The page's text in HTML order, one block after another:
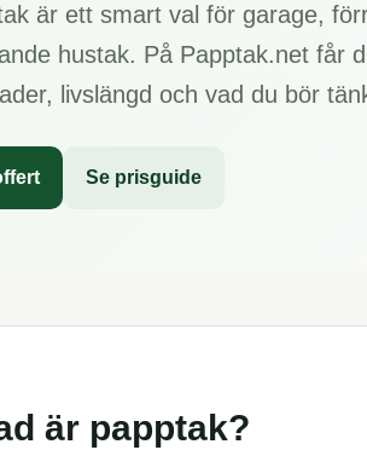
är ett smart val för garage,
hustak. På Papptak.net får
livslängd och vad du bör
Se prisguide
är papptak?